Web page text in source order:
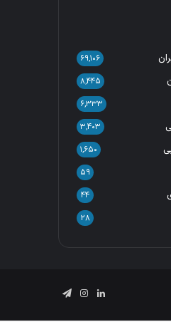
۶۹,۱۰۶
۸,۴۴۵
۶,۳۳۳
۳,۴۰۳
۱,۶۵۰
۵۹
۴۴
۲۸
لینکدیناینستاگرام
تلگرام